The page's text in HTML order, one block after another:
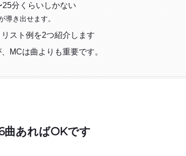
分くらいしかない
導き出せます。
スト例を2つ紹介します
MCは曲よりも重要です。
曲あればOKです